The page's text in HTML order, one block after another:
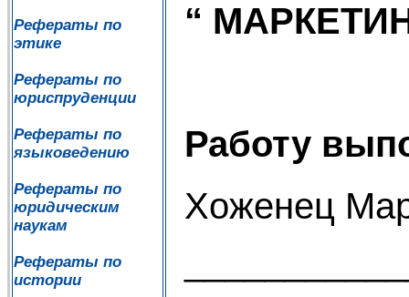
Рефераты по
этике
Рефераты по
юриспруденции
Рефераты по
языковедению
Рефераты по
юридическим
наукам
Рефераты по
истории
“
Работу
Хоженец